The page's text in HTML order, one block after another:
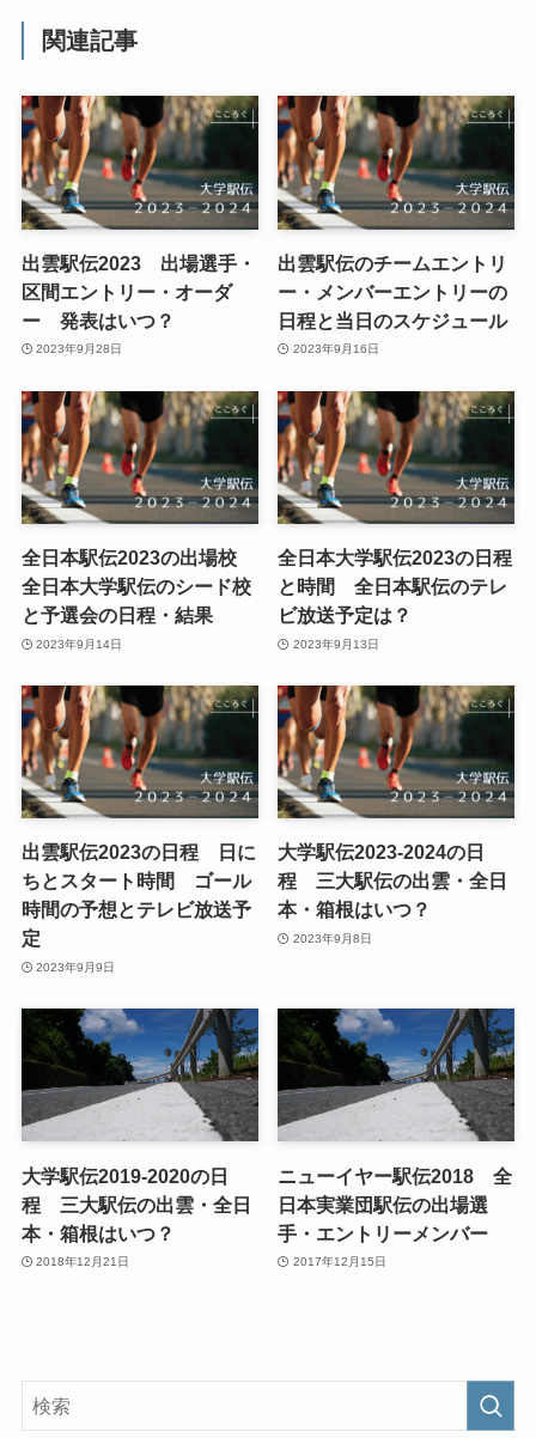
関連記事
出雲駅伝2023 出場選手・
区間エントリー・オーダ
ー 発表はいつ？
2023年9月28日
出雲駅伝のチームエントリ
ー・メンバーエントリーの
日程と当日のスケジュール
2023年9月16日
全日本駅伝2023の出場校
全日本大学駅伝のシード校
と予選会の日程・結果
2023年9月14日
全日本大学駅伝2023の日程
と時間 全日本駅伝のテレ
ビ放送予定は？
2023年9月13日
出雲駅伝2023の日程 日に
ちとスタート時間 ゴール
時間の予想とテレビ放送予
定
2023年9月9日
大学駅伝2023-2024の日
程 三大駅伝の出雲・全日
本・箱根はいつ？
2023年9月8日
大学駅伝2019-2020の日
程 三大駅伝の出雲・全日
本・箱根はいつ？
2018年12月21日
ニューイヤー駅伝2018 全
日本実業団駅伝の出場選
手・エントリーメンバー
2017年12月15日